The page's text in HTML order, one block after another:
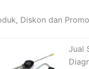
Diskon dan
Jual